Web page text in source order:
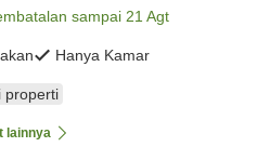
sampai 21 Agt
Hanya Kamar
properti
lainnya